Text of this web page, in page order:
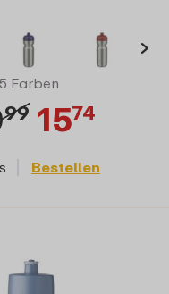
5 Farben
99 1574
Bestellen